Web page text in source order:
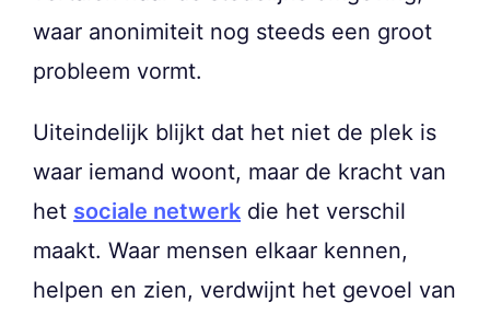
waar anonimiteit nog steeds een groot
probleem vormt.
Uiteindelijk blijkt dat het niet de plek is
waar iemand woont, maar de kracht van
het sociale netwerk die het verschil
maakt. Waar mensen elkaar kennen,
helpen en zien, verdwijnt het gevoel van